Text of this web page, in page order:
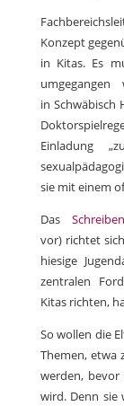
Konzept
in Kitas. Es
in Schwäbisch
Einladung
sie mit einem
Das Schreiben
vor) richtet
hiesige
zentralen
Kitas richten,
So wollen die
Themen, etwa
werden,
wird. Denn sie